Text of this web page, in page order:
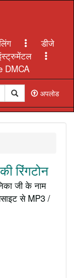
डीजे
DMCA
अपलोड
रिंगटोन
जी के नाम
से MP3 /